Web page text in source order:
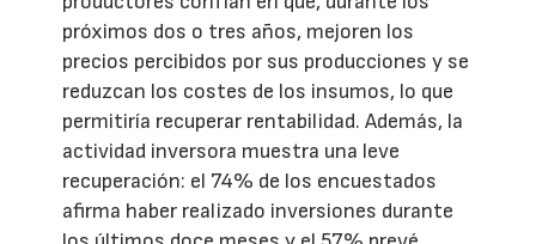
próximos dos o tres años, mejoren los
precios percibidos por sus producciones y se
reduzcan los costes de los insumos, lo que
permitiría recuperar rentabilidad. Además, la
actividad inversora muestra una leve
recuperación: el 74% de los encuestados
afirma haber realizado inversiones durante